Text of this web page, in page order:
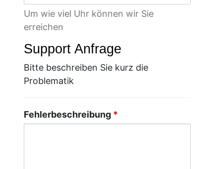
Um wie viel Uhr können wir Sie
erreichen
Support Anfrage
Bitte beschreiben Sie kurz die
Problematik
Fehlerbeschreibung *